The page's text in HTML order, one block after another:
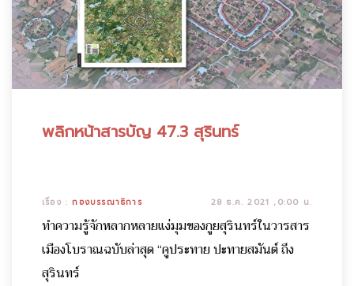
พลิกหน้าสารบัญ 47.3 สุรินทร์
เรื่อง :กองบรรณาธิการ 28 ธ.ค. 2021 ,0:00 น.
ทำความรู้จักหลากหลายแง่มุมของกูยสุรินทร์ในวารสาร
เมืองโบราณฉบับล่าสุด “คูประทาย ปะทายสมันต์ ถึง
สุรินทร์